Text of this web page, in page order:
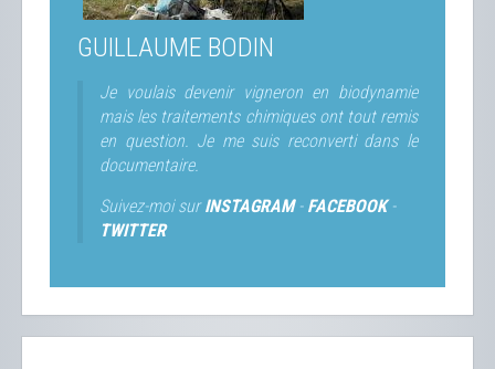
GUILLAUME BODIN
Je voulais devenir vigneron en biodynamie
mais les traitements chimiques ont tout remis
en question. Je me suis reconverti dans le
documentaire.
Suivez-moi surINSTAGRAM- FACEBOOK-
TWITTER